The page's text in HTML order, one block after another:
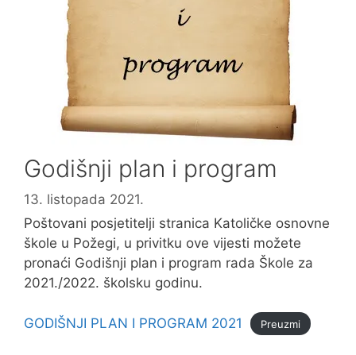
Godišnji plan i program
13. listopada 2021.
Poštovani posjetitelji stranica Katoličke osnovne
škole u Požegi, u privitku ove vijesti možete
pronaći Godišnji plan i program rada Škole za
2021./2022. školsku godinu.
GODIŠNJI PLAN I PROGRAM 2021 Preuzmi